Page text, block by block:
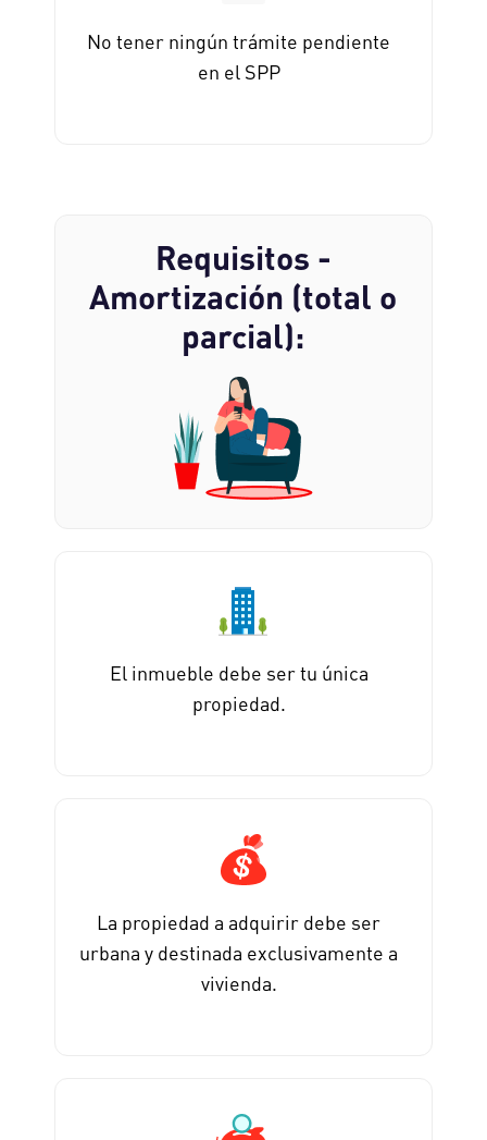
No tener ningún trámite pendiente
en el SPP
Requisitos -
Amortización (total o
parcial):
El inmueble debe ser tu única
propiedad.
La propiedad a adquirir debe ser
urbana y destinada exclusivamente a
vivienda.